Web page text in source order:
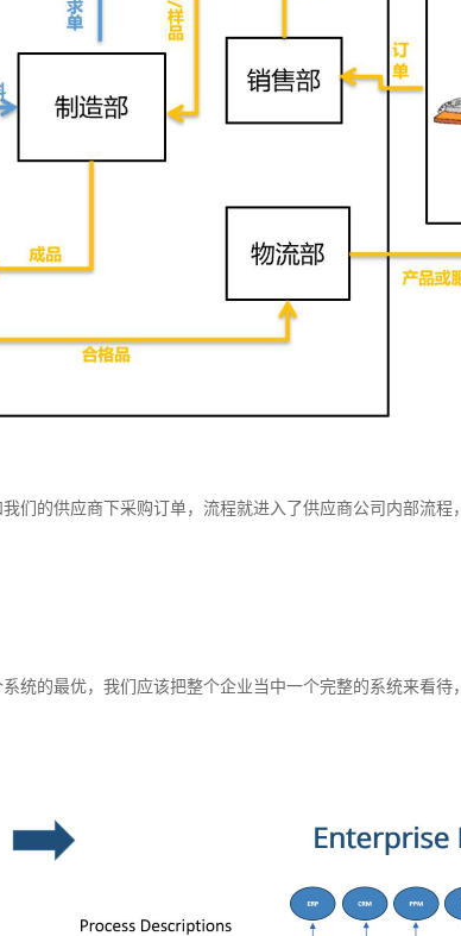
的供应商下采购订单，流程就进入了供应商公司内部流程
统的最优，我们应该把整个企业当中一个完整的系统来看